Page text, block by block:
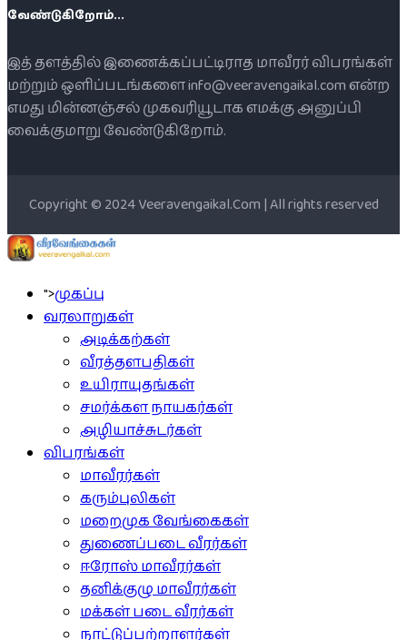
வேண்டுகிறோம்...
இத் தளத்தில் இணைக்கப்பட்டிராத மாவீரர் விபரங்கள்
மற்றும் ஒளிப்படங்களை info@veeravengaikal.com என்ற
எமது மின்னஞ்சல் முகவரியூடாக எமக்கு அனுப்பி
வைக்குமாறு வேண்டுகிறோம்.
Copyright © 2024 Veeravengaikal.Com | All rights reserved
">முகப்பு
வரலாறுகள்
அடிக்கற்கள்
வீரத்தளபதிகள்
உயிராயுதங்கள்
சமர்க்கள நாயகர்கள்
அழியாச்சுடர்கள்
விபரங்கள்
மாவீரர்கள்
கரும்புலிகள்
மறைமுக வேங்கைகள்
துணைப்படை வீரர்கள்
ஈரோஸ் மாவீரர்கள்
தனிக்குழு மாவீரர்கள்
மக்கள் படை வீரர்கள்
நாட்டுப்பற்றாளர்கள்